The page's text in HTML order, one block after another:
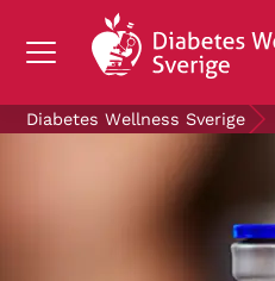
OM DIABETES
Diabetes Wellness Sverige